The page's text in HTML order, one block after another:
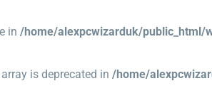
in /home/alexpcwizarduk/public_html/
is deprecated in /home/